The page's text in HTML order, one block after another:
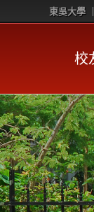
東吳大學
校